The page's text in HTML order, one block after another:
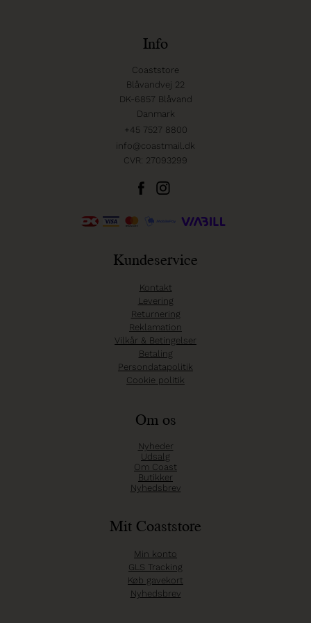
Info
Coaststore
Blåvandvej 22
DK-6857 Blåvand
Danmark
+45 7527 8800
info@coastmail.dk
CVR: 27093299
Kundeservice
Kontakt
Levering
Returnering
Reklamation
Vilkår & Betingelser
Betaling
Persondatapolitik
Cookie politik
Om os
Nyheder
Udsalg
Om Coast
Butikker
Nyhedsbrev
Mit Coaststore
Min konto
GLS Tracking
Køb gavekort
Nyhedsbrev